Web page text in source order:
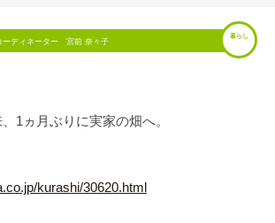
ーディネーター 宮前 奈々子
暮らし
1ヵ月ぶりに実家の畑へ。
kurashi/30620.html